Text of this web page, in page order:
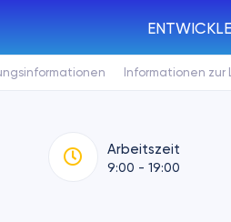
Informationen zur
Arbeitszeit
9:00 - 19:00